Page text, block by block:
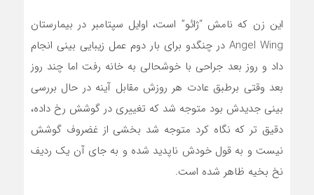
این زن که نامش “ژائو” است، اوایل سپتامبر در بیمارستان
Angel Wing در چنگدو برای بار دوم عمل زیبایی بینی انجام
داد و روز بعد جراحی با خوشحالی به خانه رفت اما چند روز
بعد وقتی برطبق عادت هر روزش مقابل آینه در حال بررسی
بینی جدیدش بود متوجه شد که تغییری در گوشش رخ داده،
دقیق تر که نگاه کرد متوجه شد بخشی از غضروف گوشش
نیست و به قول خودش ناپدید شده و به جای آن یک ردیف
نخ بخیه ظاهر شده است.